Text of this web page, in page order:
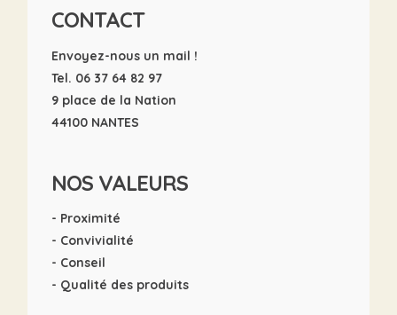
CONTACT
Envoyez-nous un mail !
Tel. 06 37 64 82 97
9 place de la Nation
44100 NANTES
NOS VALEURS
- Proximité
- Convivialité
- Conseil
- Qualité des produits